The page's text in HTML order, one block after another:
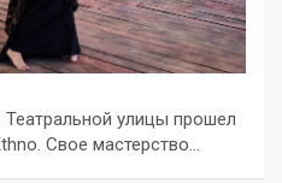
Театральной улицы прошел
Свое мастерство…